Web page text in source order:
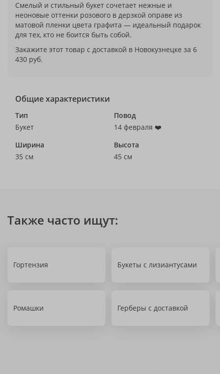
Смелый и стильный букет сочетает нежные и
неоновые оттенки розового в дерзкой оправе из
матовой пленки цвета графита — идеальный подарок
для тех, кто не боится быть собой.
Закажите этот товар с доставкой в Новокузнецке за 6
430 руб.
Общие характеристики
Тип
Букет
Повод
14 февраля ❤️
Ширина
35 см
Высота
45 см
Также часто ищут:
Гортензия Букеты с лизиантусами
Ромашки Герберы с доставкой